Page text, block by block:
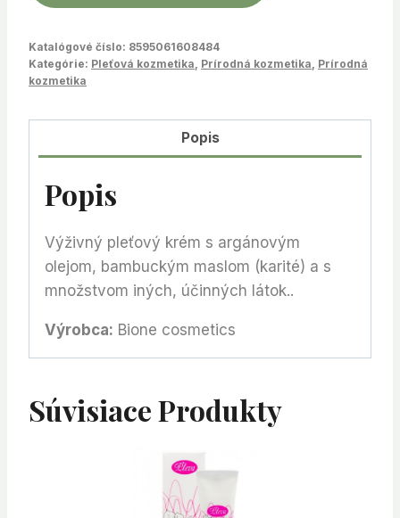
Katalógové číslo: 8595061608484
Kategórie: Pleťová kozmetika Prírodná kozmetika Prírodná
kozmetika
Popis
Popis
Výživný pleťový krém s argánovým
olejom, bambuckým maslom (karité) a s
množstvom iných, účinných látok..
Výrobca: Bione cosmetics
Súvisiace Produkty